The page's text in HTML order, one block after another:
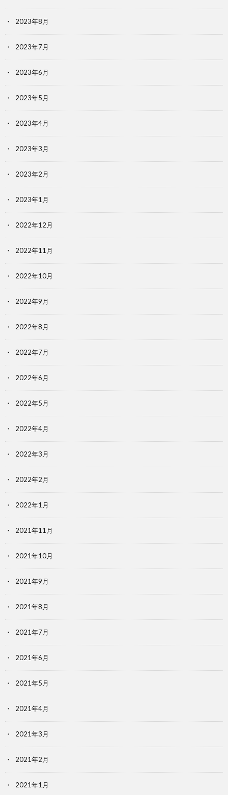
2023年8月
2023年7月
2023年6月
2023年5月
2023年4月
2023年3月
2023年2月
2023年1月
2022年12月
2022年11月
2022年10月
2022年9月
2022年8月
2022年7月
2022年6月
2022年5月
2022年4月
2022年3月
2022年2月
2022年1月
2021年11月
2021年10月
2021年9月
2021年8月
2021年7月
2021年6月
2021年5月
2021年4月
2021年3月
2021年2月
2021年1月